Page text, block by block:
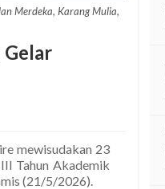
Merdeka, Karang Mulia,
Gelar
mewisudakan 23
Tahun Akademik
(21/5/2026).